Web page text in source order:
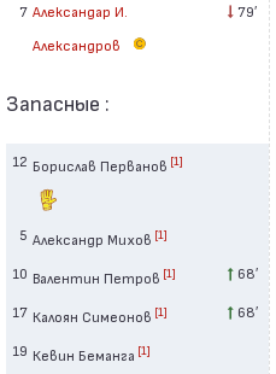
7 Александар И.
Александров
79′
Запасные :
12 Борислав Перванов [1]
5 Александр Михов [1]
10 Валентин Петров [1] 68′
17 Калоян Симеонов [1] 68′
19 Кевин Беманга [1]